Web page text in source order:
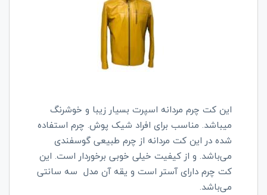
این کت چرم مردانه اسپرت بسیار زیبا و خوشرنگ
می‎باشد. مناسب برای افراد شیک پوش. چرم استفاده
شده در این کت مردانه از چرم طبیعی گوسفندی
می‌باشد. و از کیفیت خیلی خوبی برخوردار است. این
کت چرم دارای آستر است و یقه آن مدل سه سانتی
می‌باشد.